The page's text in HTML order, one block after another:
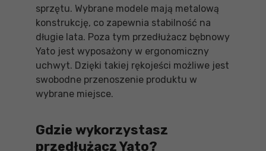
sprzętu. Wybrane modele mają metalową
konstrukcję, co zapewnia stabilność na
długie lata. Poza tym przedłużacz bębnowy
Yato jest wyposażony w ergonomiczny
uchwyt. Dzięki takiej rękojeści możliwe jest
swobodne przenoszenie produktu w
wybrane miejsce.
Gdzie wykorzystasz
przedłużacz Yato?